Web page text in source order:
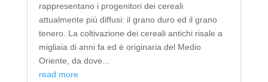
rappresentano i progenitori dei cereali
attualmente più diffusi: il grano duro ed il grano
tenero. La coltivazione dei cereali antichi risale a
migliaia di anni fa ed è originaria del Medio
Oriente, da dove...
read more